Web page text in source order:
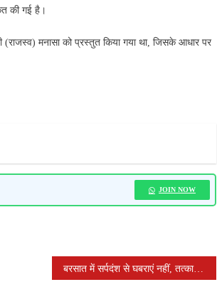
की गई है।
मनासा को प्रस्तुत किया गया था, जिसके आधार पर
JOIN NOW
बरसात में सर्पदंश से घबराएं नहीं, तत्काल अस्पताल पहुंचें